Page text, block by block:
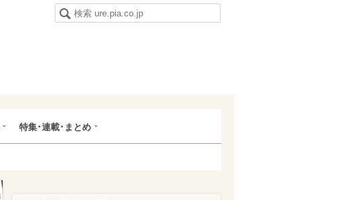
特集･連載･まとめ